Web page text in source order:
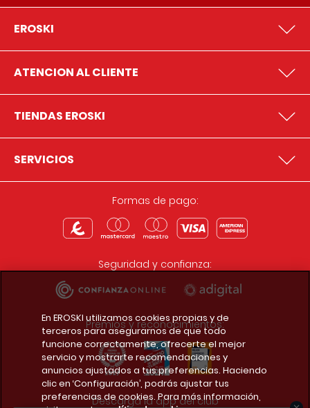
EROSKI
ATENCION AL CLIENTE
TIENDAS EROSKI
SERVICIOS
Formas de pago:
Seguridad y confianza:
Premios y reconocimientos:
Descarga la app del club
En EROSKI utilizamos cookies propias y de
terceros para asegurarnos de que todo
funcione correctamente, ofrecerte el mejor
servicio y mostrarte recomendaciones y
anuncios ajustados a tus preferencias. Haciendo
clic en ‘Configuración’, podrás ajustar tus
preferencias de cookies. Para más información,